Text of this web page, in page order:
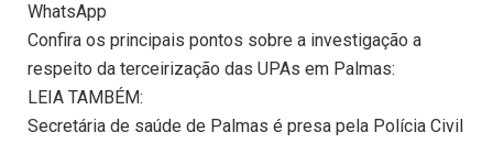
WhatsApp
Confira os principais pontos sobre a investigação a
respeito da terceirização das UPAs em Palmas:
LEIA TAMBÉM:
Secretária de saúde de Palmas é presa pela Polícia Civil